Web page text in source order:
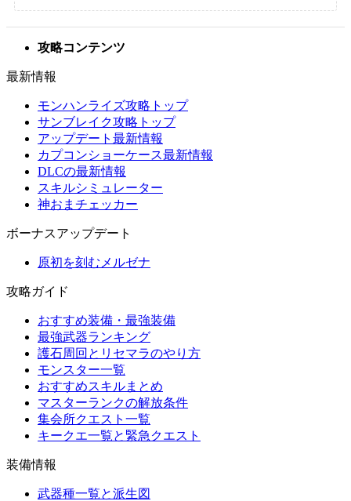
攻略コンテンツ
最新情報
モンハンライズ攻略トップ
サンブレイク攻略トップ
アップデート最新情報
カプコンショーケース最新情報
DLCの最新情報
スキルシミュレーター
神おまチェッカー
ボーナスアップデート
原初を刻むメルゼナ
攻略ガイド
おすすめ装備・最強装備
最強武器ランキング
護石周回とリセマラのやり方
モンスター一覧
おすすめスキルまとめ
マスターランクの解放条件
集会所クエスト一覧
キークエ一覧と緊急クエスト
装備情報
武器種一覧と派生図